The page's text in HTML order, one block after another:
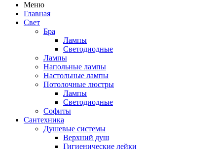
Меню
Главная
Свет
Бра
Лампы
Светодиодные
Лампы
Напольные лампы
Настольные лампы
Потолочные люстры
Лампы
Светодиодные
Софиты
Сантехника
Душевые системы
Верхний душ
Гигиенические лейки